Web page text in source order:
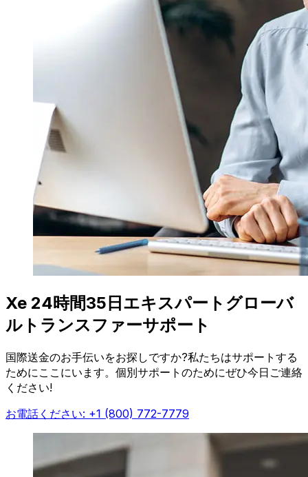
Xe 24時間35日エキスパートグローバ
ルトランスファーサポート
国際送金のお手伝いをお探しですか?私たちはサポートする
ためにここにいます。個別サポートのためにぜひ今日ご連絡
ください!
お電話ください: +1 (800) 772-7779